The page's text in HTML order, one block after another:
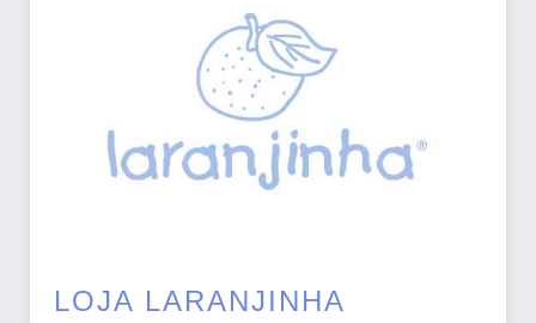
LOJA LARANJINHA